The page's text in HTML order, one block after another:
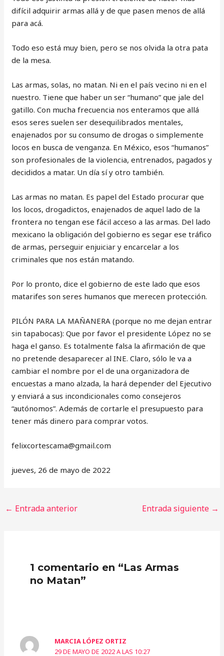
difícil adquirir armas allá y de que pasen menos de allá
para acá.
Todo eso está muy bien, pero se nos olvida la otra pata
de la mesa.
Las armas, solas, no matan. Ni en el país vecino ni en el
nuestro. Tiene que haber un ser “humano” que jale del
gatillo. Con mucha frecuencia nos enteramos que allá
esos seres suelen ser desequilibrados mentales,
enajenados por su consumo de drogas o simplemente
locos en busca de venganza. En México, esos “humanos”
son profesionales de la violencia, entrenados, pagados y
decididos a matar. Un día sí y otro también.
Las armas no matan. Es papel del Estado procurar que
los locos, drogadictos, enajenados de aquel lado de la
frontera no tengan ese fácil acceso a las armas. Del lado
mexicano la obligación del gobierno es segar ese tráfico
de armas, perseguir enjuiciar y encarcelar a los
criminales que nos están matando.
Por lo pronto, dice el gobierno de este lado que esos
matarifes son seres humanos que merecen protección.
PILÓN PARA LA MAÑANERA (porque no me dejan entrar
sin tapabocas): Que por favor el presidente López no se
haga el ganso. Es totalmente falsa la afirmación de que
no pretende desaparecer al INE. Claro, sólo le va a
cambiar el nombre por el de una organizadora de
encuestas a mano alzada, la hará depender del Ejecutivo
y enviará a sus incondicionales como consejeros
“autónomos”. Además de cortarle el presupuesto para
tener más dinero para comprar votos.
‎felixcortescama@gmail.com
jueves, 26 de mayo de 2022
← Entrada anterior Entrada siguiente →
1 comentario en “Las Armas
no Matan”
MARCIA LÓPEZ ORTIZ
29 DE MAYO DE 2022 A LAS 10:27